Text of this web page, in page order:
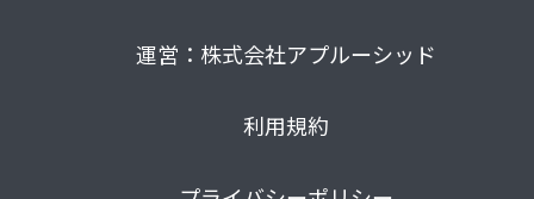
運営：株式会社アプルーシッド
利用規約